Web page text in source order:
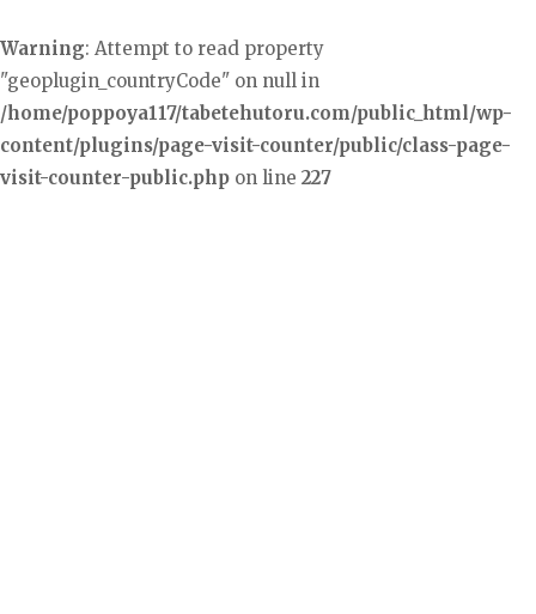
Warning: Attempt to read property
"geoplugin_countryCode" on null in
/home/poppoya117/tabetehutoru.com/public_html/wp-
content/plugins/page-visit-counter/public/class-page-
visit-counter-public.php on line 227